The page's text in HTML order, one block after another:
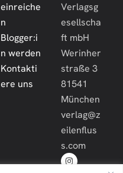
einreiche
n
Blogger:i
n werden
Kontakti
ere uns
Verlagsg
esellscha
ft mbH
Werinher
straße 3
81541
München
verlag@z
eilenflus
s.com